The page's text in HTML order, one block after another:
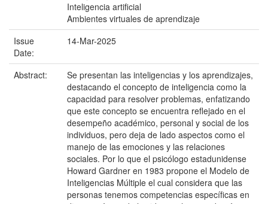
Inteligencia artificial
Ambientes virtuales de aprendizaje
Issue
Date:
14-Mar-2025
Abstract:
Se presentan las inteligencias y los aprendizajes,
destacando el concepto de inteligencia como la
capacidad para resolver problemas, enfatizando
que este concepto se encuentra reflejado en el
desempeño académico, personal y social de los
individuos, pero deja de lado aspectos como el
manejo de las emociones y las relaciones
sociales. Por lo que el psicólogo estadunidense
Howard Gardner en 1983 propone el Modelo de
Inteligencias Múltiple el cual considera que las
personas tenemos competencias específicas en